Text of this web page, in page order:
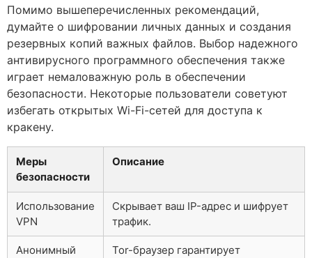
Помимо вышеперечисленных рекомендаций,
думайте о шифровании личных данных и создания
резервных копий важных файлов. Выбор надежного
антивирусного программного обеспечения также
играет немаловажную роль в обеспечении
безопасности. Некоторые пользователи советуют
избегать открытых Wi-Fi-сетей для доступа к
кракену.
Меры
безопасности
Описание
Использование
VPN
Скрывает ваш IP-адрес и шифрует
трафик.
Анонимный
Tor-браузер гарантирует